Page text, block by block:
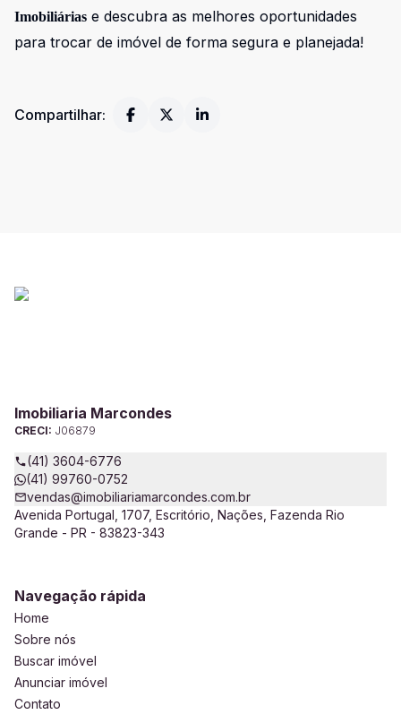
Imobiliárias e descubra as melhores oportunidades
para trocar de imóvel de forma segura e planejada!
Compartilhar:
Imobiliaria Marcondes
CRECI: J06879
(41) 3604-6776
(41) 99760-0752
vendas@imobiliariamarcondes.com.br
Avenida Portugal, 1707, Escritório, Nações, Fazenda Rio
Grande - PR - 83823-343
Navegação rápida
Home
Sobre nós
Buscar imóvel
Anunciar imóvel
Contato